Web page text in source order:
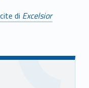
di Excelsior